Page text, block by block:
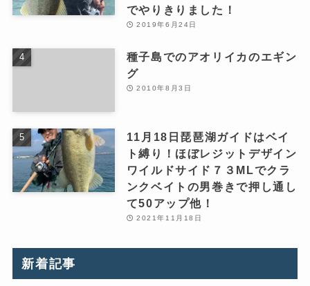
でやりきりました！
2019年6月24日
種子島でのアオリイカのエギン
グ
2010年8月3日
11月18日琵琶湖ガイドはベイ
ト縛り！ほぼレジットデザイン
ワイルドサイド７３MLでクラ
ンクベイトの男巻きで押し通し
て50アップ他！
2021年11月18日
新着記事